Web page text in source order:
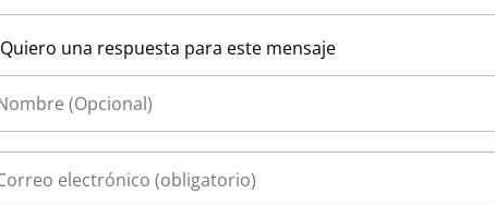
Quiero una respuesta para este mensaje